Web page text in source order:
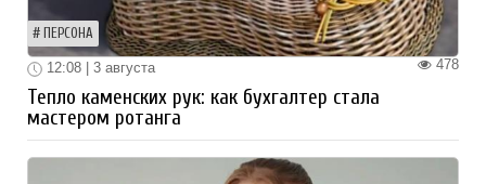
ПЕРСОНА
478
12:08 | 3 августа
Тепло каменских рук: как бухгалтер стала
мастером ротанга